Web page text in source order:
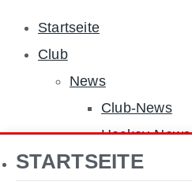
Startseite
Club
News
Club-News
Hockey-News
Tennis-News
STARTSEITE